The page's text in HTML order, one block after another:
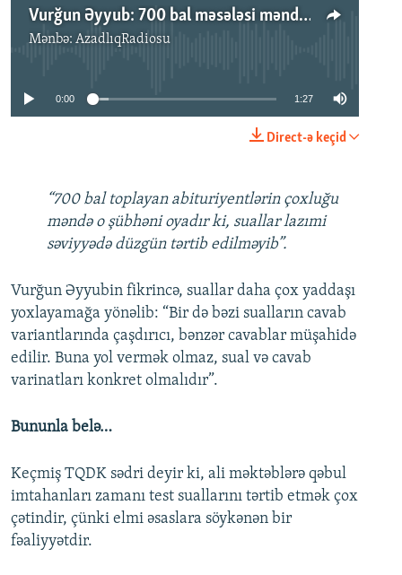
Vurğun Əyyub: 700 bal məsələsi məndə ona görə şübhə yaradır ki...
Mənbə: AzadlıqRadiosu
No media source currently available
0:00 1:27
Direct-ə keçid
“700 bal toplayan abituriyentlərin çoxluğu
məndə o şübhəni oyadır ki, suallar lazımi
səviyyədə düzgün tərtib edilməyib”.
Vurğun Əyyubin fikrincə, suallar daha çox yaddaşı
yoxlayamağa yönəlib: “Bir də bəzi sualların cavab
variantlarında çaşdırıcı, bənzər cavablar müşahidə
edilir. Buna yol vermək olmaz, sual və cavab
varinatları konkret olmalıdır”.
Bununla belə…
Keçmiş TQDK sədri deyir ki, ali məktəblərə qəbul
imtahanları zamanı test suallarını tərtib etmək çox
çətindir, çünki elmi əsaslara söykənən bir
fəaliyyətdir.